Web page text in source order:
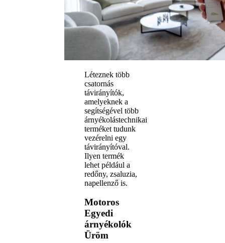
Léteznek több
csatornás
távirányítók,
amelyeknek a
segítségével több
árnyékolástechnikai
terméket tudunk
vezérelni egy
távirányítóval.
Ilyen termék
lehet például a
redőny, zsaluzia,
napellenző is.
Motoros
Egyedi
árnyékolók
Üröm